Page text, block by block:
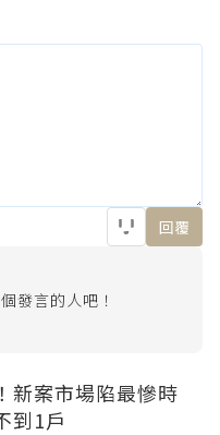
回覆
發言的人吧！
新案市場陷最慘時
到1戶